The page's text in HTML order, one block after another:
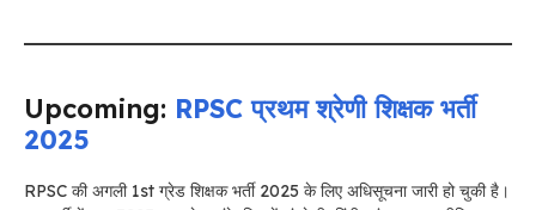
Upcoming: RPSC प्रथम श्रेणी शिक्षक भर्ती
2025
RPSC की अगली 1st ग्रेड शिक्षक भर्ती 2025 के लिए अधिसूचना जारी हो चुकी है।